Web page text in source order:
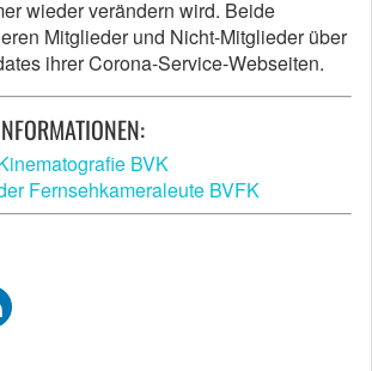
wieder verändern wird. Beide
Mitglieder und Nicht-Mitglieder über
ihrer Corona-Service-Webseiten.
BVK
Fernsehkameraleute BVFK